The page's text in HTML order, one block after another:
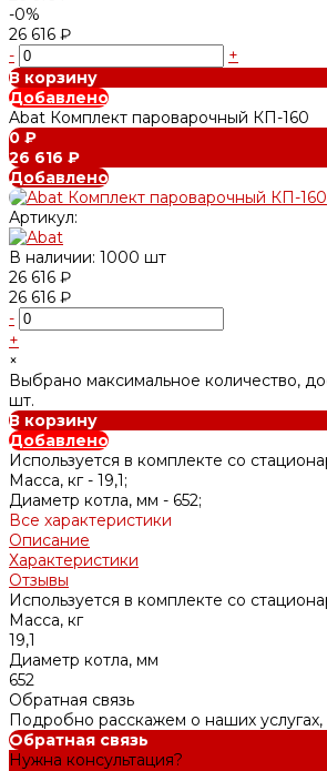
-0%
26 616 ₽
-
+
В корзину
Добавлено
Abat Комплект пароварочный КП-160
0 ₽
26 616 ₽
Добавлено
Артикул:
В наличии: 1000 шт
26 616 ₽
26 616 ₽
-
+
×
Выбрано максимальное количество,
шт.
В корзину
Добавлено
Используется в комплекте со
Масса, кг - 19,1;
Диаметр котла, мм - 652;
Все характеристики
Описание
Характеристики
Отзывы
Используется в комплекте со
Масса, кг
19,1
Диаметр котла, мм
652
Обратная связь
Подробно расскажем о наших
Обратная связь
Нужна консультация?